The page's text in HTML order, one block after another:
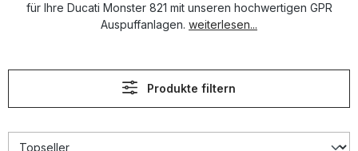
für Ihre Ducati Monster 821 mit unseren hochwertigen GPR
Auspuffanlagen. weiterlesen...
Produkte filtern